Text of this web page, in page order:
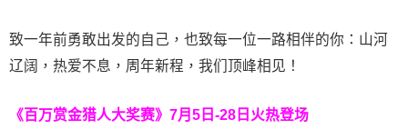
致一年前勇敢出发的自己，也致每一位一路相伴的你：山河
辽阔，热爱不息，周年新程，我们顶峰相见！
《百万赏金猎人大奖赛》 7月5日-28日火热登场